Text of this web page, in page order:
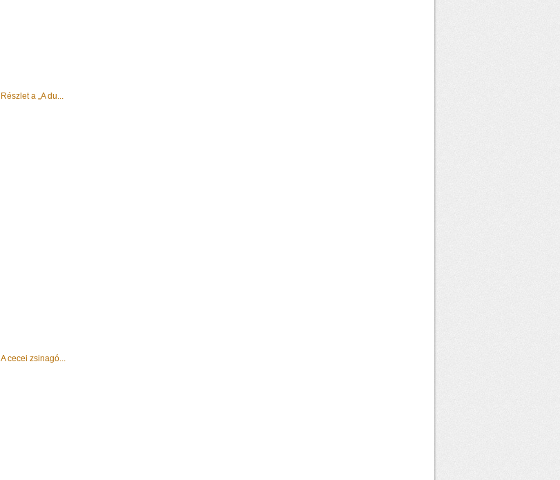
Részlet a „A du...
A cecei zsinagó...